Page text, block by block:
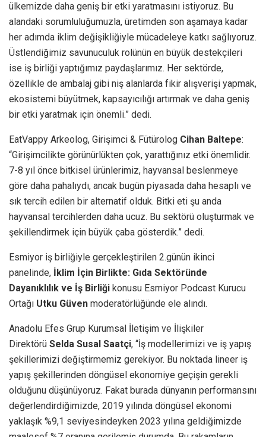
ülkemizde daha geniş bir etki yaratmasını istiyoruz. Bu
alandaki sorumluluğumuzla, üretimden son aşamaya kadar
her adımda iklim değişikliğiyle mücadeleye katkı sağlıyoruz.
Üstlendiğimiz savunuculuk rolünün en büyük destekçileri
ise iş birliği yaptığımız paydaşlarımız. Her sektörde,
özellikle de ambalaj gibi niş alanlarda fikir alışverişi yapmak,
ekosistemi büyütmek, kapsayıcılığı artırmak ve daha geniş
bir etki yaratmak için önemli.” dedi.
EatVappy Arkeolog, Girişimci & Fütürolog Cihan Baltepe:
“Girişimcilikte görünürlükten çok, yarattığınız etki önemlidir.
7-8 yıl önce bitkisel ürünlerimiz, hayvansal beslenmeye
göre daha pahalıydı, ancak bugün piyasada daha hesaplı ve
sık tercih edilen bir alternatif olduk. Bitki eti şu anda
hayvansal tercihlerden daha ucuz. Bu sektörü oluşturmak ve
şekillendirmek için büyük çaba gösterdik.” dedi.
Esmiyor iş birliğiyle gerçekleştirilen 2.günün ikinci
panelinde, İklim İçin Birlikte: Gıda Sektöründe
Dayanıklılık ve İş Birliği konusu Esmiyor Podcast Kurucu
Ortağı Utku Güven moderatörlüğünde ele alındı.
Anadolu Efes Grup Kurumsal İletişim ve İlişkiler
Direktörü Selda Susal Saatçi, “İş modellerimizi ve iş yapış
şekillerimizi değiştirmemiz gerekiyor. Bu noktada lineer iş
yapış şekillerinden döngüsel ekonomiye geçişin gerekli
olduğunu düşünüyoruz. Fakat burada dünyanın performansını
değerlendirdiğimizde, 2019 yılında döngüsel ekonomi
yaklaşık %9,1 seviyesindeyken 2023 yılına geldiğimizde